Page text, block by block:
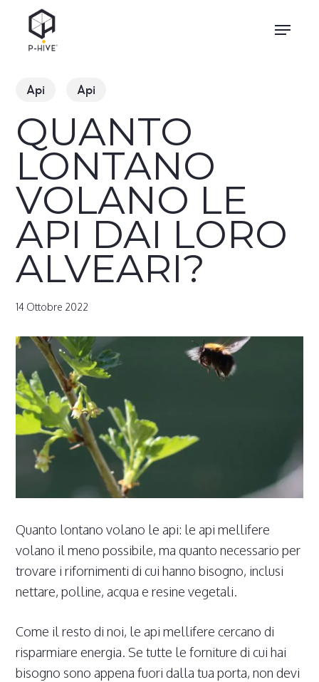
Menu
Api Api
QUANTO
LONTANO
VOLANO LE
API DAI LORO
ALVEARI?
14 Ottobre 2022
Quanto lontano volano le api: le api mellifere
volano il meno possibile, ma quanto necessario per
trovare i rifornimenti di cui hanno bisogno, inclusi
nettare, polline, acqua e resine vegetali.
Come il resto di noi, le api mellifere cercano di
risparmiare energia. Se tutte le forniture di cui hai
bisogno sono appena fuori dalla tua porta, non devi